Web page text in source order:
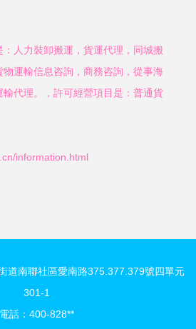
：人力裝卸搬運，貨運代理，同城搬
運輸信息咨詢，商務咨詢，從事海
輸代理。，許可經營項目是：普通貨
information.html
道南聯社區愛南路375.377.379號四單元
301-1
電話：400-828**